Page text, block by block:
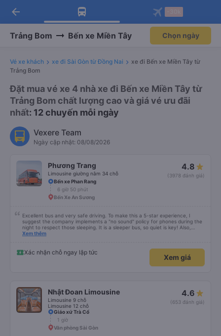
Tải app Vexere ngay!
Nhận ưu đãi thành viên độc
Mở app
Tải app Vexere
-30k/ghế khi đặt vé máy bay qua
Mở app
arrow_back
Trảng Bom Bến xe Miền Tây Chọn ngày
Vé xe khách xe đi Sài Gòn từ Đồng Nai
xe đi Bến xe Miền Tây từ
Trảng Bom
Đặt mua vé xe 4 nhà xe đi Bến xe Miền Tây từ
Trảng Bom chất lượng cao và giá vé ưu đãi
nhất: 12 chuyến mỗi ngày
Vexere Team
Ngày cập nhật: 08/08/2026
Phương Trang
Limousine giường nằm 34 chỗ
4.8
(3978 đánh giá)
Bến xe Phan Rang
6 giờ 50 phút
Bến Xe An Sương
Excellent bus and very safe driving. To make this a 5-star experience, I
suggest the company implements a "no sound" policy for phones during the
night to respect those sleeping. It is a sleeper bus, so quiet is key! Also,
please display the Wi-Fi password clearly inside the cabin for convenience. I
quy định rõ ràng về việc giữ im lặng (tắt âm thanh điện thoại) vào ban đêm
để tránh làm phiền hành khách khác ngủ. Ngoài ra, nhà xe nên dán sẵn mật
khẩu Wi-Fi trong xe để hành khách dễ dàng sử dụng. Tôi vẫn sẽ tiếp tục ủng
Xem thêm
Xác nhận chỗ ngay lập tức
Xem giá
Nhật Đoan Limousine
Limousine 9 chỗ
Limousine 12 chỗ
4.6
(653 đánh giá)
Giáo xứ Trà Cổ
1 giờ
Văn phòng Sài Gòn